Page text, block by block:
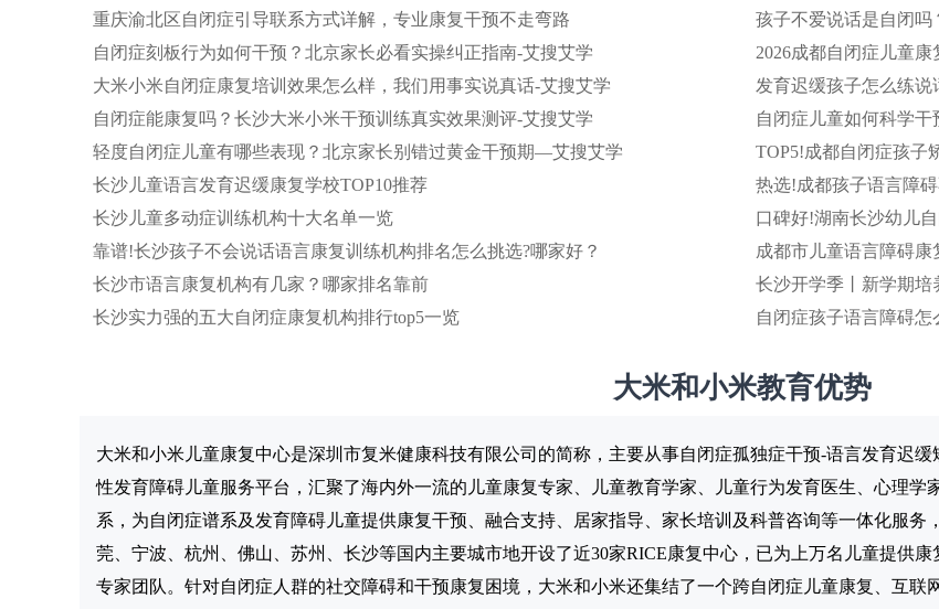
重庆渝北区自闭症引导联系方式详解，专业康复干预不走弯路
孩子不爱说话是自闭吗
自闭症刻板行为如何干预？北京家长必看实操纠正指南-艾搜艾学
2026成都自闭症儿童
大米小米自闭症康复培训效果怎么样，我们用事实说真话-艾搜艾学
发育迟缓孩子怎么练
自闭症能康复吗？长沙大米小米干预训练真实效果测评-艾搜艾学
自闭症儿童如何科学
轻度自闭症儿童有哪些表现？北京家长别错过黄金干预期—艾搜艾学
TOP5!成都自闭症孩子
长沙儿童语言发育迟缓康复学校TOP10推荐
热选!成都孩子语言障
长沙儿童多动症训练机构十大名单一览
口碑好!湖南长沙幼儿
靠谱!长沙孩子不会说话语言康复训练机构排名怎么挑选?哪家好？
成都市儿童语言障碍
长沙市语言康复机构有几家？哪家排名靠前
长沙开学季丨新学期培
长沙实力强的五大自闭症康复机构排行top5一览
自闭症孩子语言障碍
大米和小米教育优势
大米和小米儿童康复中心是深圳市复米健康科技有限公司的简称，主要从事自闭症孤独症干预-语言发育迟
性发育障碍儿童服务平台，汇聚了海内外一流的儿童康复专家、儿童教育学家、儿童行为发育医生、心理
系，为自闭症谱系及发育障碍儿童提供康复干预、融合支持、居家指导、家长培训及科普咨询等一体化服
莞、宁波、杭州、佛山、苏州、长沙等国内主要城市地开设了近30家RICE康复中心，已为上万名儿童提供
专家团队。针对自闭症人群的社交障碍和干预康复困境，大米和小米还集结了一个跨自闭症儿童康复、互